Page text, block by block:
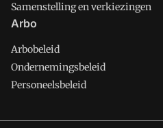
Samenstelling en verkiezingen
Arbo
Arbobeleid
Ondernemingsbeleid
Personeelsbeleid